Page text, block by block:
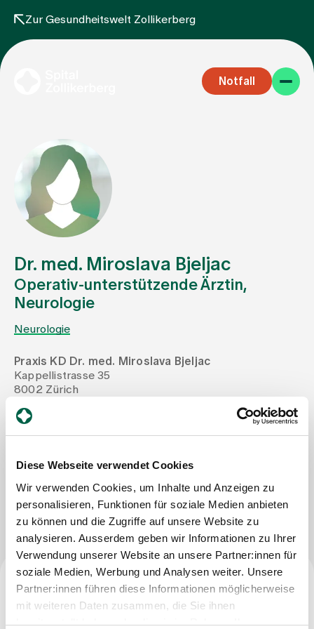
Diese Webseite verwendet Cookies
Wir verwenden Cookies, um Inhalte und Anzeigen zu
personalisieren, Funktionen für soziale Medien anbieten
zu können und die Zugriffe auf unsere Website zu
analysieren. Ausserdem geben wir Informationen zu Ihrer
Verwendung unserer Website an unsere Partner:innen für
soziale Medien, Werbung und Analysen weiter. Unsere
Partner:innen führen diese Informationen möglicherweise
mit weiteren Daten zusammen, die Sie ihnen
bereitgestellt haben oder die sie im Rahmen Ihrer
Zur Gesundheitswelt Zollikerberg
Notfall
Fachbereiche
Aufenthalt
Team
Events
Aktuelles
Jobs & Karriere
Kontakt
Babygalerie
Dr. med. Miroslava Bjeljac
Operativ-unterstützende Ärztin,
Neurologie
Neurologie
Praxis KD Dr. med. Miroslava Bjeljac
Kappellistrasse 35
8002 Zürich
Mail
Fax
+41 44 209 23 77
Nachricht schreiben
Facharzttitel